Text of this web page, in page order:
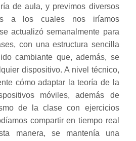
de aula, y previmos diversos
a los cuales nos iríamos
actualizó semanalmente para
con una estructura sencilla
cambiante que, además, se
dispositivo. A nivel técnico,
cómo adaptar la teoría de la
móviles, además de
de la clase con ejercicios
compartir en tiempo real
manera, se mantenía una